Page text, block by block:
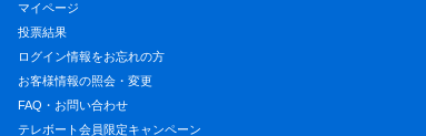
マイページ
投票結果
ログイン情報をお忘れの方
お客様情報の照会・変更
FAQ・お問い合わせ
テレボート会員限定キャンペーン